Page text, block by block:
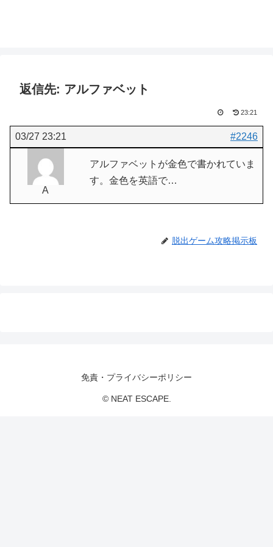
返信先: アルファベット
23:21
03/27 23:21 #2246
A
アルファベットが金色で書かれていま
す。金色を英語で…
脱出ゲーム攻略掲示板
免責・プライバシーポリシー
© NEAT ESCAPE.